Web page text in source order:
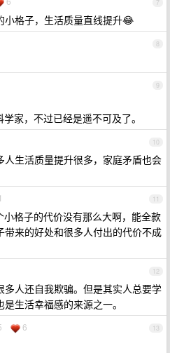
7
小格子，生活质量直线提升😂
8
9
家，不过已经是遥不可及了。
10
生活质量提升很多，家庭矛盾也会
11
小格子的代价没有那么大啊，能全款
来的好处和很多人付出的代价不成
12
人还自我欺骗。但是其实人总要学
生活幸福感的来源之一。
13
6